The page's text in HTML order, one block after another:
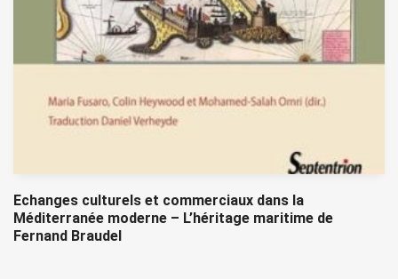
Echanges culturels et commerciaux dans la
Méditerranée moderne – L’héritage maritime de
Fernand Braudel